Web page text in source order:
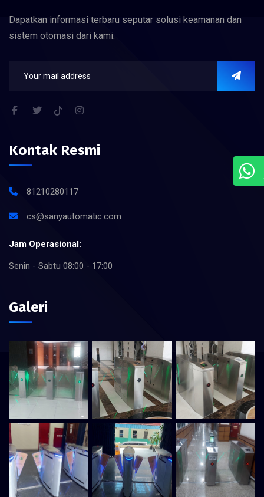
Dapatkan informasi terbaru seputar solusi keamanan dan
sistem otomasi dari kami.
Kontak Resmi
81210280117
cs@sanyautomatic.com
Jam Operasional:
Senin - Sabtu 08:00 - 17:00
Galeri